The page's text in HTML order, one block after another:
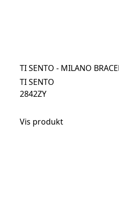
TI SENTO - MILANO
TI SENTO
2842ZY
Vis produkt